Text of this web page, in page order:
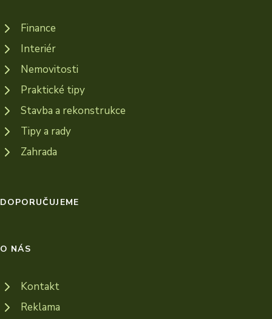
Finance
Interiér
Nemovitosti
Praktické tipy
Stavba a rekonstrukce
Tipy a rady
Zahrada
DOPORUČUJEME
O NÁS
Kontakt
Reklama